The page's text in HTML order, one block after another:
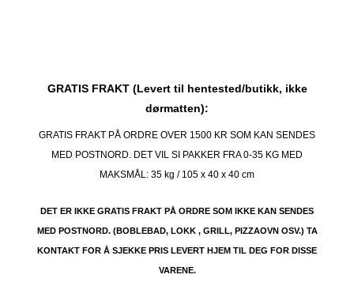
GRATIS FRAKT (Levert til hentested/butikk, ikke
dørmatten):
GRATIS FRAKT PÅ ORDRE OVER 1500 KR SOM KAN SENDES
MED POSTNORD. DET VIL SI PAKKER FRA 0-35 KG MED
MAKSMÅL: 35 kg / 105 x 40 x 40 cm
DET ER IKKE GRATIS FRAKT PÅ ORDRE SOM IKKE KAN SENDES
MED POSTNORD. (BOBLEBAD, LOKK , GRILL, PIZZAOVN OSV.) TA
KONTAKT FOR Å SJEKKE PRIS LEVERT HJEM TIL DEG FOR DISSE
VARENE.